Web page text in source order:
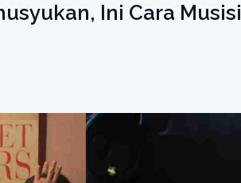
Ini Cara Musisi